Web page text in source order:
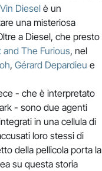
Vin Diesel è un
una misteriosa
a Diesel, che presto
and The Furious, nel
, Gérard Depardieu e
- che è interpretato
- sono due agenti
in una cellula di
loro stessi di
della pellicola porta la
su questa storia